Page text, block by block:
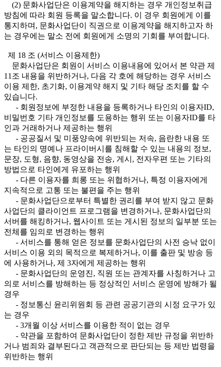
(2) 문화사업단은 이용계약을 해지하는 경우 개인정보취급
방침에 따라 회원 등록을 말소합니다. 이 경우 회원에게 이를
통지하며, 문화사업단이 직권으로 이용계약을 해지하고자 하
는 경우에는 말소 전에 회원에게 소명의 기회를 부여합니다.
제 18 조 (서비스 이용제한)
문화사업단은 회원이 서비스 이용내용에 있어서 본 약관 제
11조 내용을 위반하거나, 다음 각 호에 해당하는 경우 서비스
이용 제한, 초기화, 이용계약 해지 및 기타 해당 조치를 할 수
있습니다.
- 회원정보에 부정한 내용을 등록하거나 타인의 이용자ID,
비밀번호 기타 개인정보를 도용하는 행위 또는 이용자ID를 타
인과 거래하거나 제공하는 행위
- 공공질서 및 미풍양속에 위반되는 저속, 음란한 내용 또
는 타인의 명예나 프라이버시를 침해할 수 있는 내용의 정보,
문장, 도형, 음향, 동영상을 전송, 게시, 전자우편 또는 기타의
방법으로 타인에게 유포하는 행위
- 다른 이용자를 희롱 또는 위협하거나, 특정 이용자에게
지속적으로 고통 또는 불편을 주는 행위
- 문화사업단으로부터 특별한 권리를 부여 받지 않고 문화
사업단의 클라이언트 프로그램을 변경하거나, 문화사업단의
서버를 해킹하거나, 웹사이트 또는 게시된 정보의 일부분 또는
전체를 임의로 변경하는 행위
- 서비스를 통해 얻은 정보를 문화사업단의 사전 승낙 없이
서비스 이용 외의 목적으로 복제하거나, 이를 출판 및 방송 등
에 사용하거나, 제 3자에게 제공하는 행위
- 문화사업단의 운영진, 직원 또는 관계자를 사칭하거나 고
의로 서비스를 방해하는 등 정상적인 서비스 운영에 방해가 될
경우
- 정보통신 윤리위원회 등 관련 공공기관의 시정 요구가 있
는 경우
- 3개월 이상 서비스를 이용한 적이 없는 경우
- 약관을 포함하여 문화사업단이 정한 제반 규정을 위반하
거나 범죄와 결부된다고 객관적으로 판단되는 등 제반 법령을
위반하는 행위